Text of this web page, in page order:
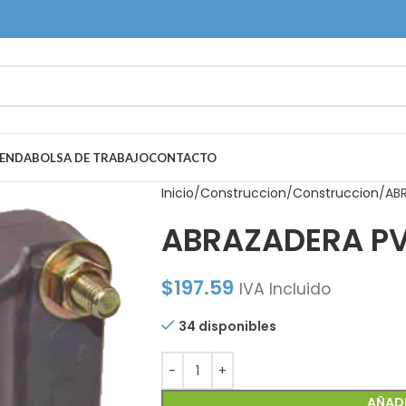
BOLSA DE TRABAJOCONTACTO
Inicio Construccion Construccion
ABRAZADERA
$197.59 IVA Incluido
34 disponibles